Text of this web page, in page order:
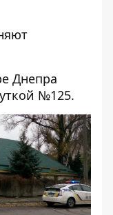
Днепра
№125.